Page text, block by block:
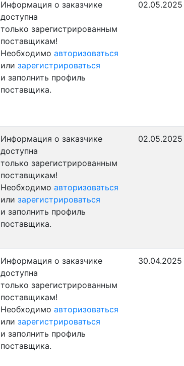
Информация о заказчике
доступна
только зарегистрированным
поставщикам!
Необходимо авторизоваться
или зарегистрироваться
и заполнить профиль
поставщика.
02.05.2025
Информация о заказчике
доступна
только зарегистрированным
поставщикам!
Необходимо авторизоваться
или зарегистрироваться
и заполнить профиль
поставщика.
Информация о заказчике
доступна
только зарегистрированным
поставщикам!
Необходимо авторизоваться
или зарегистрироваться
и заполнить профиль
поставщика.
30.04.2025